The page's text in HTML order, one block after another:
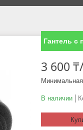
Гантель с
3 600
В наличии